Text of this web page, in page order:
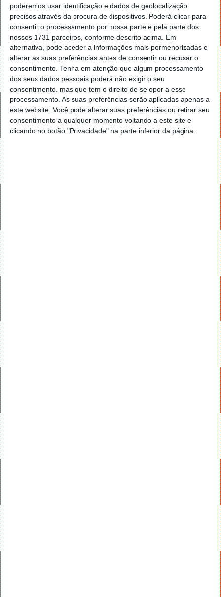
poderemos usar identificação e dados de geolocalização
precisos através da procura de dispositivos. Poderá clicar para
consentir o processamento por nossa parte e pela parte dos
nossos 1731 parceiros, conforme descrito acima. Em
alternativa, pode aceder a informações mais pormenorizadas e
alterar as suas preferências antes de consentir ou recusar o
consentimento. Tenha em atenção que algum processamento
dos seus dados pessoais poderá não exigir o seu
consentimento, mas que tem o direito de se opor a esse
processamento. As suas preferências serão aplicadas apenas a
este website. Você pode alterar suas preferências ou retirar seu
consentimento a qualquer momento voltando a este site e
clicando no botão "Privacidade" na parte inferior da página.
Acompanhe o Pplware no Google Notícias
Proponha uma correção, faça uma sugestão
Autor:
Tags: Covid-19 vacina